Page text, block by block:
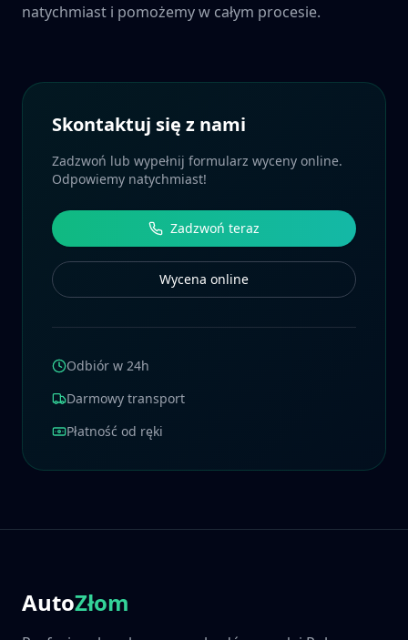
natychmiast i pomożemy w całym procesie.
Skontaktuj się z nami
Zadzwoń lub wypełnij formularz wyceny online.
Odpowiemy natychmiast!
Zadzwoń teraz
Wycena online
Odbiór w 24h
Darmowy transport
Płatność od ręki
AutoZłom